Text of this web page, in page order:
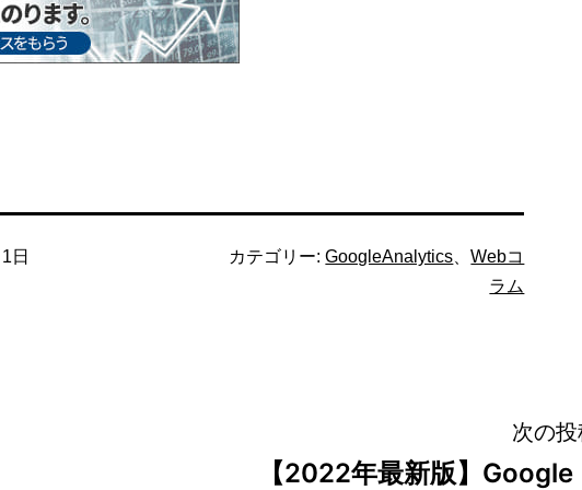
日 カテゴリー:GoogleAnalytics 、Webコ
ラム
次の投
【2022年最新版】Google